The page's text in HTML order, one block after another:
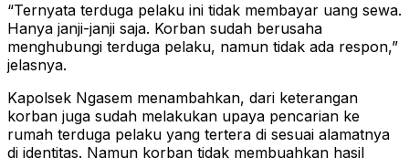
“Ternyata terduga pelaku ini tidak membayar uang sewa.
Hanya janji-janji saja. Korban sudah berusaha
menghubungi terduga pelaku, namun tidak ada respon,”
jelasnya.
Kapolsek Ngasem menambahkan, dari keterangan
korban juga sudah melakukan upaya pencarian ke
rumah terduga pelaku yang tertera di sesuai alamatnya
di identitas. Namun korban tidak membuahkan hasil